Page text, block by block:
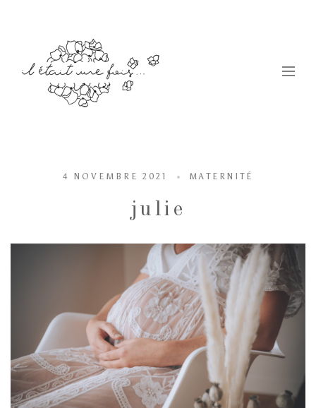
4 NOVEMBRE 2021 MATERNITÉ
julie